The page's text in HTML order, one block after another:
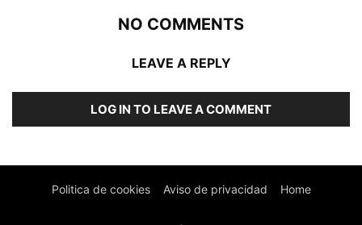
NO COMMENTS
LEAVE A REPLY
LOG IN TO LEAVE A COMMENT
Politica de cookies Aviso de privacidad Home